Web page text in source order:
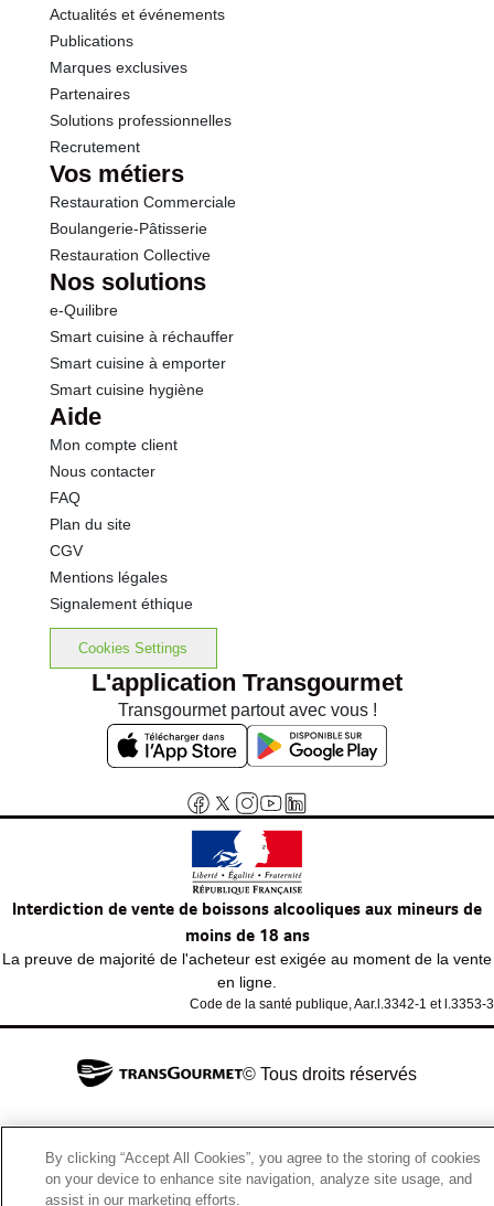
Actualités et événements
Publications
Marques exclusives
Partenaires
Solutions professionnelles
Recrutement
Vos métiers
Restauration Commerciale
Boulangerie-Pâtisserie
Restauration Collective
Nos solutions
e-Quilibre
Smart cuisine à réchauffer
Smart cuisine à emporter
Smart cuisine hygiène
Aide
Mon compte client
Nous contacter
FAQ
Plan du site
CGV
Mentions légales
Signalement éthique
Cookies Settings
L'application Transgourmet
Transgourmet partout avec vous !
Interdiction de vente de boissons alcooliques aux mineurs de
moins de 18 ans
La preuve de majorité de l'acheteur est exigée au moment de la vente
en ligne.
Code de la santé publique, Aar.l.3342-1 et l.3353-3
© Tous droits réservés
By clicking “Accept All Cookies”, you agree to the storing of cookies
on your device to enhance site navigation, analyze site usage, and
assist in our marketing efforts.